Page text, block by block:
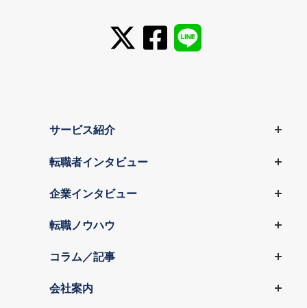
サービス紹介
転職者インタビュー
企業インタビュー
転職ノウハウ
コラム／記事
会社案内